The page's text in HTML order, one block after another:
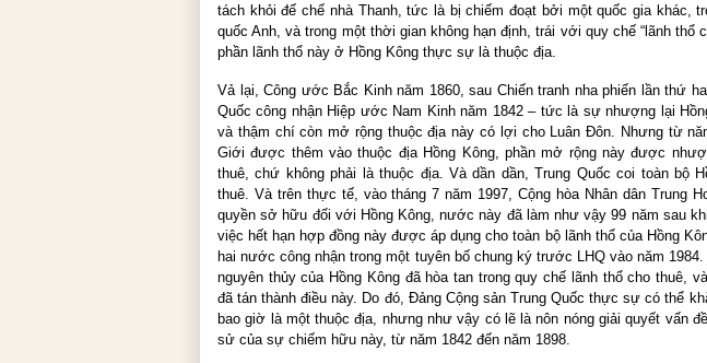
tách khỏi đế chế nhà Thanh, tức là bị chiếm đoạt bởi một quốc gia khác,
quốc Anh, và trong một thời gian không hạn định, trái với quy chế “lãnh thổ
phần lãnh thổ này ở Hồng Kông thực sự là thuộc địa.
Vả lại, Công ước Bắc Kinh năm 1860, sau Chiến tranh nha phiến lần thứ
Quốc công nhận Hiệp ước Nam Kinh năm 1842 – tức là sự nhượng lại
và thậm chí còn mở rộng thuộc địa này có lợi cho Luân Đôn. Nhưng từ
Giới được thêm vào thuộc địa Hồng Kông, phần mở rộng này được
thuê, chứ không phải là thuộc địa. Và dần dần, Trung Quốc coi toàn bộ
thuê. Và trên thực tế, vào tháng 7 năm 1997, Cộng hòa Nhân dân Trung
quyền sở hữu đối với Hồng Kông, nước này đã làm như vậy 99 năm sau
việc hết hạn hợp đồng này được áp dụng cho toàn bộ lãnh thổ của Hồng
hai nước công nhận trong một tuyên bố chung ký trước LHQ vào năm
nguyên thủy của Hồng Kông đã hòa tan trong quy chế lãnh thổ cho thuê,
đã tán thành điều này. Do đó, Đảng Cộng sản Trung Quốc thực sự có thể
bao giờ là một thuộc địa, nhưng như vậy có lẽ là nôn nóng giải quyết vấn
sử của sự chiếm hữu này, từ năm 1842 đến năm 1898.